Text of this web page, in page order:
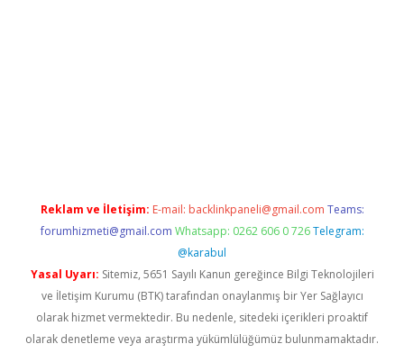
Reklam ve İletişim: E-mail: backlinkpaneli@gmail.com Teams:
forumhizmeti@gmail.com Whatsapp: 0262 606 0 726 Telegram:
@karabul
Yasal Uyarı: Sitemiz, 5651 Sayılı Kanun gereğince Bilgi Teknolojileri
ve İletişim Kurumu (BTK) tarafından onaylanmış bir Yer Sağlayıcı
olarak hizmet vermektedir. Bu nedenle, sitedeki içerikleri proaktif
olarak denetleme veya araştırma yükümlülüğümüz bulunmamaktadır.